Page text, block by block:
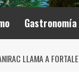
Gastronomía
LLAMA A